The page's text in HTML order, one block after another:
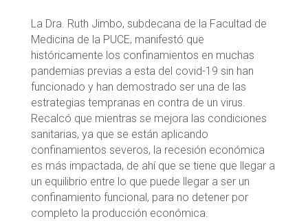
La Dra. Ruth Jimbo, subdecana de la Facultad de
Medicina de la PUCE, manifestó que
históricamente los confinamientos en muchas
pandemias previas a esta del covid-19 sin han
funcionado y han demostrado ser una de las
estrategias tempranas en contra de un virus.
Recalcó que mientras se mejora las condiciones
sanitarias, ya que se están aplicando
confinamientos severos, la recesión económica
es más impactada, de ahí que se tiene que llegar a
un equilibrio entre lo que puede llegar a ser un
confinamiento funcional, para no detener por
completo la producción económica.